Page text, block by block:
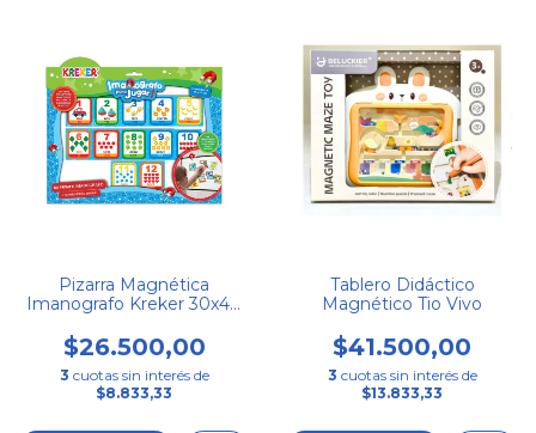
Pizarra Magnética
Imanografo Kreker 30x40
$26.500,00
3 cuotas sin interés de
$8.833,33
Tablero Didáctico
Magnético Tio Vivo
$41.500,00
3 cuotas sin interés de
$13.833,33